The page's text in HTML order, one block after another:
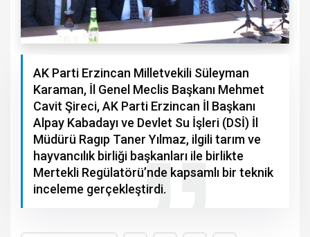
AK Parti Erzincan Milletvekili Süleyman
Karaman, İl Genel Meclis Başkanı Mehmet
Cavit Şireci, AK Parti Erzincan İl Başkanı
Alpay Kabadayı ve Devlet Su İşleri (DSİ) İl
Müdürü Ragıp Taner Yılmaz, ilgili tarım ve
hayvancılık birliği başkanları ile birlikte
Mertekli Regülatörü’nde kapsamlı bir teknik
inceleme gerçekleştirdi.